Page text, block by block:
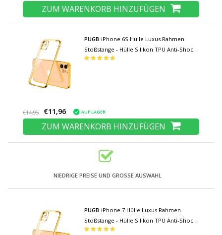
ZUM WARENKORB HINZUFÜGEN
PUGB iPhone 6S Hülle Luxus Rahmen
Stoßstange - Hülle Silikon TPU Anti-Shock
Grün
€14,95 €11,96 AUF LAGER
ZUM WARENKORB HINZUFÜGEN
NIEDRIGE PREISE UND GROSSE AUSWAHL
PUGB iPhone 7 Hülle Luxus Rahmen
Stoßstange - Hülle Silikon TPU Anti-Shock
Grün